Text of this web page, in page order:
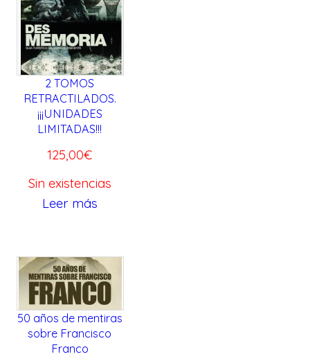
2 TOMOS
RETRACTILADOS.
¡¡¡UNIDADES
LIMITADAS!!!
125,00€
Sin existencias
Leer más
50 años de mentiras
sobre Francisco
Franco